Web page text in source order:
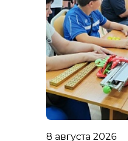
8 августа 2026